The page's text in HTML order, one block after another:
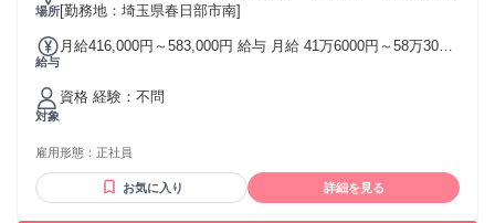
場所17分、東武伊勢崎線〔スカイツリーライン〕 春日部西口徒歩
歩約18分 JR埼京線 北戸田駅より徒歩14分 JR武蔵野線・JR埼
[勤務地：埼玉県春日部市南]
給与
月給416,000円～583,000円 給与 月給 41万6000円～58万3000
対象
資格 経験：不問
雇用形態： 正社員
お気に入り 詳細を見る